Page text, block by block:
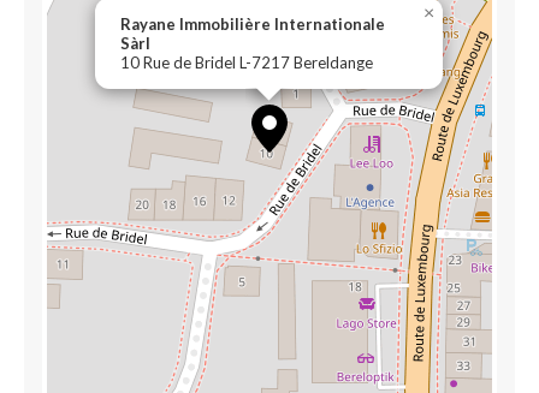
Rayane Immobilière Internationale
Sàrl
10 Rue de Bridel L-7217 Bereldange
×